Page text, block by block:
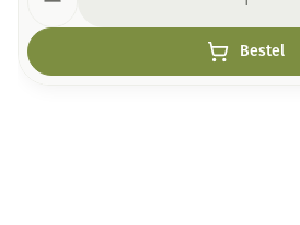
Bestel